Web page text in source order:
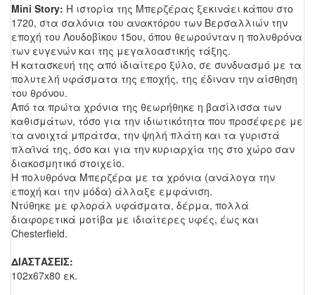
Mini Story: Η ιστορία της Μπερζέρας ξεκινάει κάπου στο
1720, στα σαλόνια του ανακτόρου των Βερσαλλιών την
εποχή του Λουδοβίκου 15ου, όπου θεωρούνταν η πολυθρόνα
των ευγενών και της μεγαλοαστικής τάξης.
Η κατασκευή της από ιδιαίτερο ξύλο, σε συνδυασμό με τα
πολυτελή υφάσματα της εποχής, της έδιναν την αίσθηση
του θρόνου.
Από τα πρώτα χρόνια της θεωρήθηκε η βασίλισσα των
καθισμάτων, τόσο για την ιδιωτικότητα που προσέφερε με
τα ανοιχτά μπράτσα, την ψηλή πλάτη και τα γυριστά
πλαϊνά της, όσο και για την κυριαρχία της στο χώρο σαν
διακοσμητικό στοιχείο.
Η πολυθρόνα Μπερζέρα με τα χρόνια (ανάλογα την
εποχή και την μόδα) άλλαξε εμφάνιση.
Ντύθηκε με φλοράλ υφάσματα, δέρμα, πολλά
διαφορετικά μοτίβα με ιδιαίτερες υφές, έως και
Chesterfield.
ΔΙΑΣΤΑΣΕΙΣ:
102x67x80 εκ.